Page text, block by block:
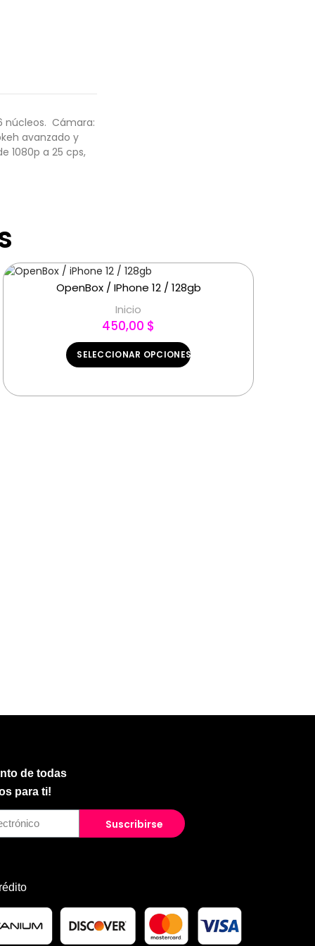
 Cámara:
avanzado y
1080p a 25 cps,
OpenBox / IPhone 12 / 128gb
Inicio
450,00 $
SELECCIONAR OPCIONES
de todas
para ti!
Suscribirse